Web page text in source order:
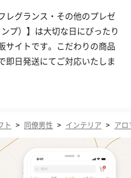
レグランス・その他のプレゼ
プ）】は大切な日にぴったり
サイトです。こだわりの商品
即日発送にてご対応いたしま
ト > 同僚男性 > インテリア > アロ